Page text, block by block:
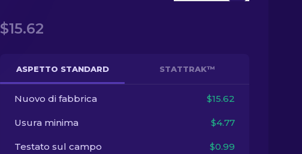
$15.62
ASPETTO STANDARD STATTRAK™
Nuovo di fabbrica $15.62
Usura minima $4.77
Testato sul campo $0.99